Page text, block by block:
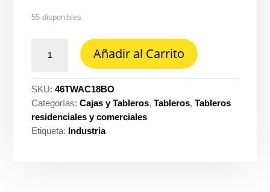
55 disponibles
CU/al
150A
220V
twrac-
Añadir al Carrito
SKU:46TWAC18BO
Categorías:Cajas y Tableros,Tableros,Tableros
residenciales y comerciales
Etiqueta: Industria